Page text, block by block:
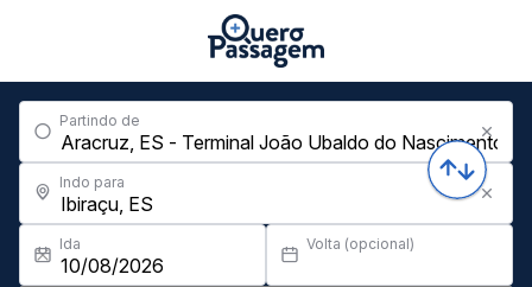
Partindo de
Indo para
Ida Volta (opcional)